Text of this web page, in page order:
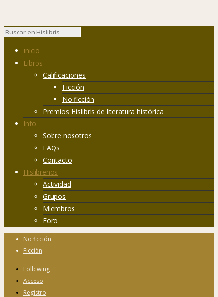
Inicio
Libros
Calificaciones
Ficción
No ficción
Premios Hislibris de literatura histórica
Info
Sobre nosotros
FAQs
Contacto
Hislibreños
Actividad
Grupos
Miembros
Foro
No ficción
Ficción
Following
Acceso
Registro